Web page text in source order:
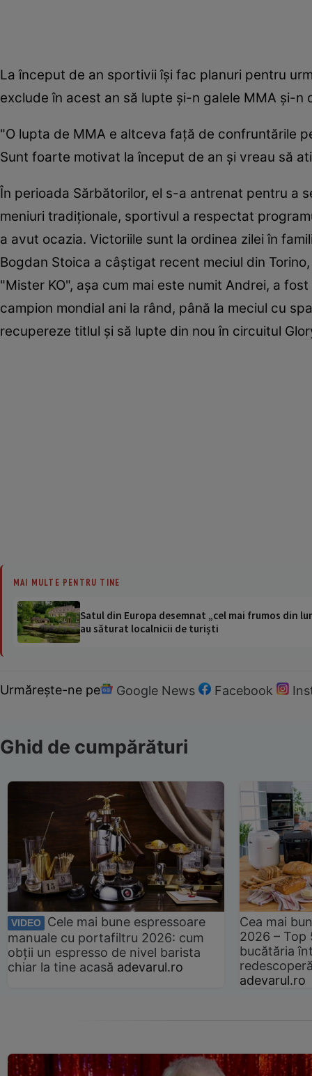
La început de an sportivii îşi fac planuri pentru
exclude în acest an să lupte şi-n galele MMA şi-n
"O lupta de MMA e altceva faţă de confruntările
Sunt foarte motivat la început de an şi vreau să
În perioada Sărbătorilor, el s-a antrenat pentru a
meniuri tradiţionale, sportivul a respectat
a avut ocazia. Victoriile sunt la ordinea zilei în
Bogdan Stoica a câştigat recent meciul din
"Mister KO", aşa cum mai este numit Andrei, a
campion mondial ani la rând, până la meciul cu
recupereze titlul şi să lupte din nou în circuitul
MAI MULTE PENTRU TINE
Satul din Europa desemnat „cel mai frumos din
au săturat localnicii de turiști
Urmărește-ne pe Google News Facebook
Ghid de cumpărături
VIDEO
Cele mai bune espressoare
manuale cu portafiltru 2026: cum
obții un espresso de nivel barista
chiar la tine acasă adevarul.ro
Cea mai
2026 –
bucătăria
adevarul.ro